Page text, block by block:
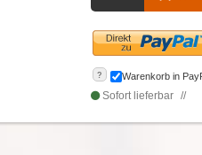
? Warenkorb in
Sofort lieferbar